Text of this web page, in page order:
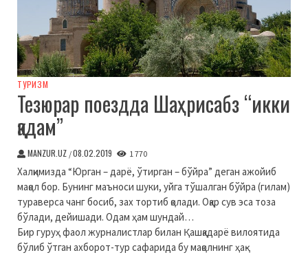
ТУРИЗМ
Тезюрар поездда Шаҳрисабз “икки
қадам”
MANZUR.UZ /08.02.2019 1 770
Халқимизда “Юрган – дарё, ўтирган – бўйра” деган ажойиб
мақол бор. Бунинг маъноси шуки, уйга тўшалган бўйра (гилам)
тураверса чанг босиб, зах тортиб қолади. Оқар сув эса тоза
бўлади, дейишади. Одам ҳам шундай…
Бир гуруҳ фаол журналистлар билан Қашқадарё вилоятида
бўлиб ўтган ахборот-тур сафарида бу мақолнинг ҳақ-